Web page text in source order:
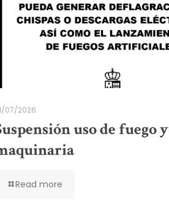
07/2026
uso de fuego y
Read more